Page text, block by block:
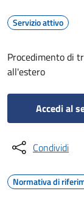
Servizio attivo
Procedimento di
all'estero
Accedi al
Condividi
Normativa di